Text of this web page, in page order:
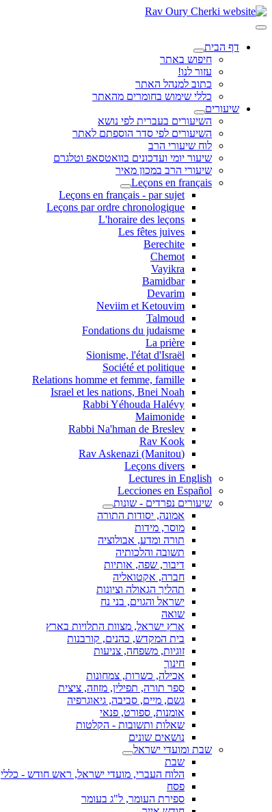
דף הבית
חיפוש באתר
עזור לנו!
כתוב למנהל האתר
כללי שימוש בחומרים מהאתר
שיעורים
השיעורים בעברית לפי נושא
השיעורים לפי סדר הוספתם לאתר
לוח שיעורי הרב
שיעור יומי ועדכונים בוואטסאפ וטלגרם
שיעורי הרב במכון מאיר
Leçons en français
Leçons en français - par sujet
Leçons par ordre chronologique
L'horaire des leçons
Les fêtes juives
Berechite
Chemot
Vayikra
Bamidbar
Devarim
Neviim et Ketouvim
Talmoud
Fondations du judaisme
La prière
Sionisme, l'état d'Israël
Société et politique
Relations homme et femme, famille
Israel et les nations, Bnei Noah
Rabbi Yéhouda Halévy
Maimonide
Rabbi Na'hman de Breslev
Rav Kook
(Rav Askenazi (Manitou
Leçons divers
Lectures in English
Lecciones en Español
שיעורים נפרדים - שונות
אמונה, יסודות התורה
מוסר, מידות
תורה ומדע, אבולוציה
תשובה והלכותיה
דיבור, שפה, אותיות
חברה, אקטואליה
תהליך הגאולה וציונות
ישראל והגוים, בני נח
שואה
ארץ ישראל, מצוות התלויות בארץ
בית המקדש, כהנים, קורבנות
זוגיות, משפחה, צניעות
חינוך
אכילה, כשרות, צמחונות
ספר תורה, תפילין, מזוזה, ציצית
גשם, מיים, סביבה, גיאוגרפיה
אומנות, ספורט, פנאי
שאלות ותשובות - הקלטות
נושאים שונים
שבת ומועדי ישראל
שבת
הלוח העברי, מועדי ישראל, ראש חודש - כללי
פסח
ספירת העומר, ל"ג בעומר